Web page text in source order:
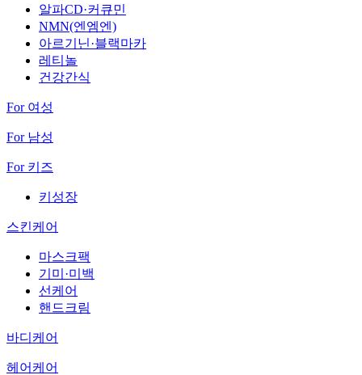
알파CD·커큐민
NMN(엔엠엔)
아르기닌·블랙마카
레티놀
건강간식
For 여성
For 남성
For 키즈
키성장
스킨케어
마스크팩
기미·미백
선케어
핸드크림
바디케어
헤어케어